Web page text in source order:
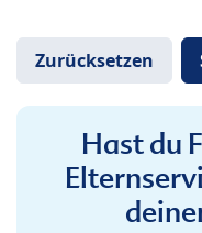
Hast du